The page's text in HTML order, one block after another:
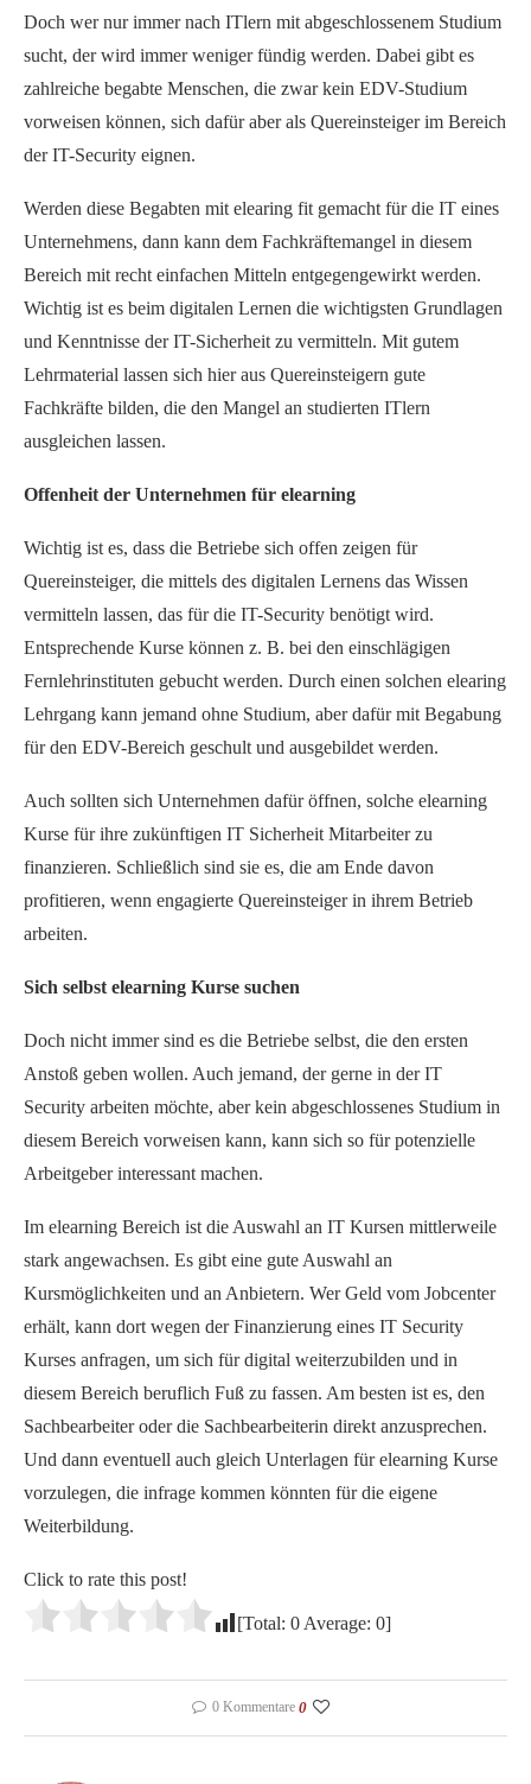
Doch wer nur immer nach ITlern mit abgeschlossenem Studium
sucht, der wird immer weniger fündig werden. Dabei gibt es
zahlreiche begabte Menschen, die zwar kein EDV-Studium
vorweisen können, sich dafür aber als Quereinsteiger im Bereich
der IT-Security eignen.
Werden diese Begabten mit elearing fit gemacht für die IT eines
Unternehmens, dann kann dem Fachkräftemangel in diesem
Bereich mit recht einfachen Mitteln entgegengewirkt werden.
Wichtig ist es beim digitalen Lernen die wichtigsten Grundlagen
und Kenntnisse der IT-Sicherheit zu vermitteln. Mit gutem
Lehrmaterial lassen sich hier aus Quereinsteigern gute
Fachkräfte bilden, die den Mangel an studierten ITlern
ausgleichen lassen.
Offenheit der Unternehmen für elearning
Wichtig ist es, dass die Betriebe sich offen zeigen für
Quereinsteiger, die mittels des digitalen Lernens das Wissen
vermitteln lassen, das für die IT-Security benötigt wird.
Entsprechende Kurse können z. B. bei den einschlägigen
Fernlehrinstituten gebucht werden. Durch einen solchen elearing
Lehrgang kann jemand ohne Studium, aber dafür mit Begabung
für den EDV-Bereich geschult und ausgebildet werden.
Auch sollten sich Unternehmen dafür öffnen, solche elearning
Kurse für ihre zukünftigen IT Sicherheit Mitarbeiter zu
finanzieren. Schließlich sind sie es, die am Ende davon
profitieren, wenn engagierte Quereinsteiger in ihrem Betrieb
arbeiten.
Sich selbst elearning Kurse suchen
Doch nicht immer sind es die Betriebe selbst, die den ersten
Anstoß geben wollen. Auch jemand, der gerne in der IT
Security arbeiten möchte, aber kein abgeschlossenes Studium in
diesem Bereich vorweisen kann, kann sich so für potenzielle
Arbeitgeber interessant machen.
Im elearning Bereich ist die Auswahl an IT Kursen mittlerweile
stark angewachsen. Es gibt eine gute Auswahl an
Kursmöglichkeiten und an Anbietern. Wer Geld vom Jobcenter
erhält, kann dort wegen der Finanzierung eines IT Security
Kurses anfragen, um sich für digital weiterzubilden und in
diesem Bereich beruflich Fuß zu fassen. Am besten ist es, den
Sachbearbeiter oder die Sachbearbeiterin direkt anzusprechen.
Und dann eventuell auch gleich Unterlagen für elearning Kurse
vorzulegen, die infrage kommen könnten für die eigene
Weiterbildung.
Click to rate this post!
[Total: 0 Average: 0]
0 Kommentare 0